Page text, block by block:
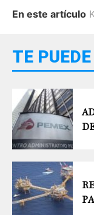
En este artículo
TE